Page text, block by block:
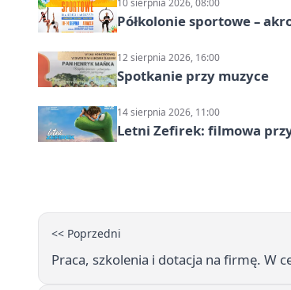
10 sierpnia 2026, 08:00
Półkolonie sportowe –
12 sierpnia 2026, 16:00
Spotkanie przy muzyce
14 sierpnia 2026, 11:00
Letni Zefirek: filmowa
<< Poprzedni
Praca, szkolenia i dotacja na firmę. W